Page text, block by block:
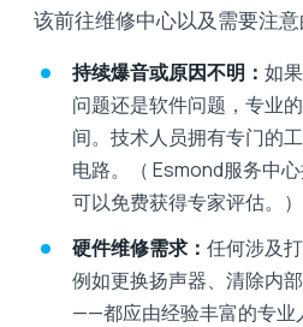
该前往维修中心以及需要注意
持续爆音或原因不明： 如
问题还是软件问题，专业
间。技术人员拥有专门的
电路。（ Esmond服务中
可以免费获得专家评估。）
硬件维修需求： 任何涉及
例如更换扬声器、清除内
——都应由经验丰富的专业